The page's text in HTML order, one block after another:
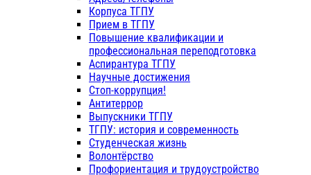
Корпуса ТГПУ
Прием в ТГПУ
Повышение квалификации и
профессиональная переподготовка
Аспирантура ТГПУ
Научные достижения
Стоп-коррупция!
Антитеррор
Выпускники ТГПУ
ТГПУ: история и современность
Студенческая жизнь
Волонтёрство
Профориентация и трудоустройство